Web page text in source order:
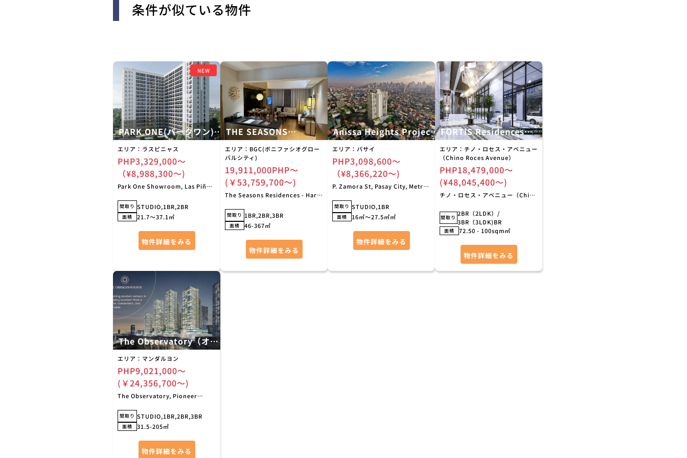
条件が似ている物件
NEW
PARK ONE(パークワン)
Project
エリア：ラスピニャス
PHP3,329,000〜
（¥8,988,300〜)
Park One Showroom, Las Piñas,
間取り STUDIO,1BR,2BR
面積 21.7〜37.1㎡
物件詳細をみる
THE SEASONS
Residence(ザ シーズンズ
レジデンス)
エリア：BGC(ボニファシオグロー
バルシティ)
19,911,000PHP～
(￥53,759,700〜)
The Seasons Residences - Haru
ニラ首都圏 フィリピン
間取り 1BR,2BR,3BR
面積 46-367㎡
物件詳細をみる
Anissa Heights Project
(アニッサ・ハイツ)
エリア：パサイ
PHP3,098,600〜
（¥8,366,220〜)
P. Zamora St, Pasay City, Metro
間取り STUDIO,1BR
面積 16㎡〜27.5㎡㎡
物件詳細をみる
FORTIS Residences
project「フォーティスレ
ジデンス」
エリア：チノ・ロセス・アベニュー
（Chino Roces Avenue）
PHP18,479,000〜
(¥48,045,400〜)
チノ・ロセス・アベニュー（Chino
間取り
2BR（2LDK）/
3BR（3LDK)BR
面積 72.50 - 100sqm㎡
物件詳細をみる
The Observatory（オブ
ザーバトリー）
エリア：マンダルヨン
PHP9,021,000〜
(￥24,356,700〜)
The Observatory, Pioneer
フィリピン
間取り STUDIO,1BR,2BR,3BR
面積 31.5-205㎡
物件詳細をみる